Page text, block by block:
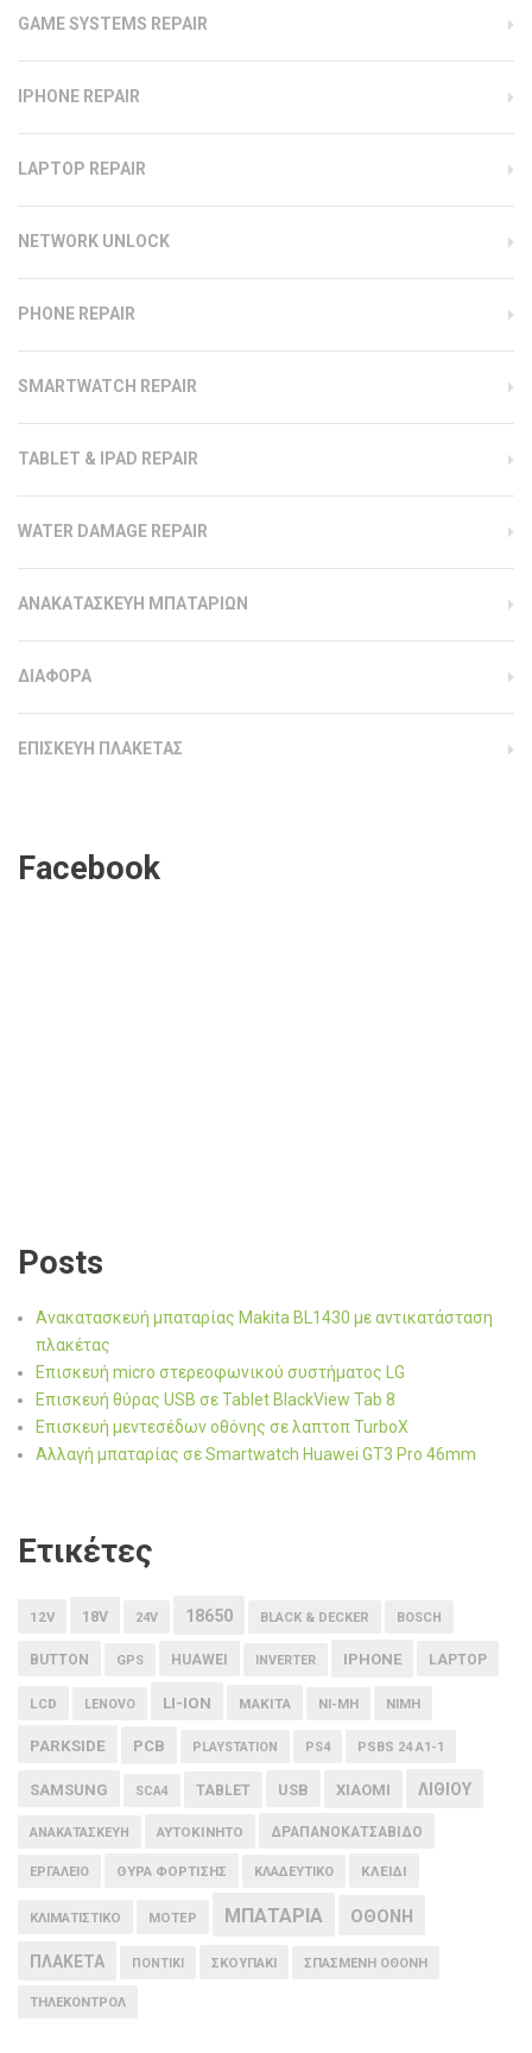
GAME SYSTEMS REPAIR
IPHONE REPAIR
LAPTOP REPAIR
NETWORK UNLOCK
PHONE REPAIR
SMARTWATCH REPAIR
TABLET & IPAD REPAIR
WATER DAMAGE REPAIR
ΑΝΑΚΑΤΑΣΚΕΥΗ ΜΠΑΤΑΡΙΩΝ
ΔΙΑΦΟΡΑ
ΕΠΙΣΚΕΥΗ ΠΛΑΚΕΤΑΣ
Facebook
Posts
Ανακατασκευή μπαταρίας Makita BL1430 με αντικατάσταση
πλακέτας
Επισκευή micro στερεοφωνικού συστήματος LG
Επισκευή θύρας USB σε Tablet BlackView Tab 8
Επισκευή μεντεσέδων οθόνης σε λαπτοπ TurboX
Αλλαγή μπαταρίας σε Smartwatch Huawei GT3 Pro 46mm
Ετικέτες
12V 18V 24V 18650 BLACK & DECKER BOSCH
BUTTON GPS HUAWEI INVERTER IPHONE LAPTOP
LCD LENOVO LI-ION MAKITA NI-MH NIMH
PARKSIDE PCB PLAYSTATION PS4 PSBS 24 A1-1
SAMSUNG SCA4 TABLET USB XIAOMI ΛΙΘΙΟΥ
ΑΝΑΚΑΤΑΣΚΕΥΗ ΑΥΤΟΚΙΝΗΤΟ ΔΡΑΠΑΝΟΚΑΤΣΑΒΙΔΟ
ΕΡΓΑΛΕΙΟ ΘΥΡΑ ΦΟΡΤΙΣΗΣ ΚΛΑΔΕΥΤΙΚΟ ΚΛΕΙΔΙ
ΚΛΙΜΑΤΙΣΤΙΚΟ ΜΟΤΕΡ ΜΠΑΤΑΡΙΑ ΟΘΟΝΗ
ΠΛΑΚΕΤΑ ΠΟΝΤΙΚΙ ΣΚΟΥΠΑΚΙ ΣΠΑΣΜΕΝΗ ΟΘΟΝΗ
ΤΗΛΕΚΟΝΤΡΟΛ